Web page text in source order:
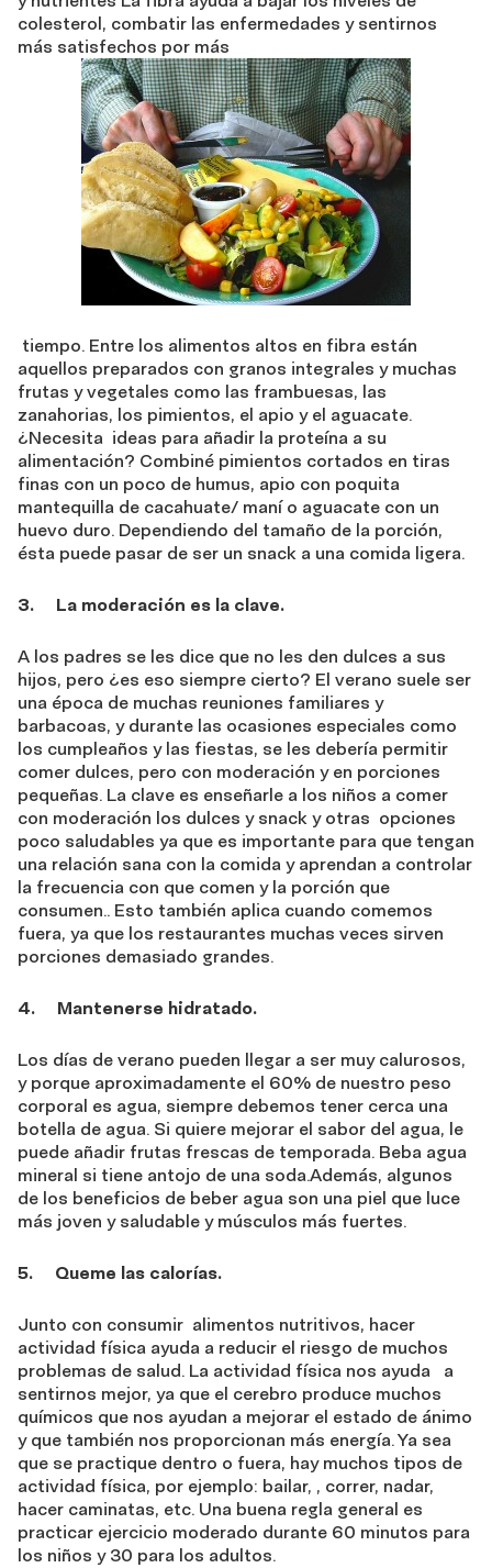
colesterol, combatir las enfermedades y sentirnos
más satisfechos por más
tiempo. Entre los alimentos altos en fibra están
aquellos preparados con granos integrales y muchas
frutas y vegetales como las frambuesas, las
zanahorias, los pimientos, el apio y el aguacate.
¿Necesita ideas para añadir la proteína a su
alimentación? Combiné pimientos cortados en tiras
finas con un poco de humus, apio con poquita
mantequilla de cacahuate/ maní o aguacate con un
huevo duro. Dependiendo del tamaño de la porción,
ésta puede pasar de ser un snack a una comida ligera.
3. La moderación es la clave.
A los padres se les dice que no les den dulces a sus
hijos, pero ¿es eso siempre cierto? El verano suele ser
una época de muchas reuniones familiares y
barbacoas, y durante las ocasiones especiales como
los cumpleaños y las fiestas, se les debería permitir
comer dulces, pero con moderación y en porciones
pequeñas. La clave es enseñarle a los niños a comer
con moderación los dulces y snack y otras opciones
poco saludables ya que es importante para que tengan
una relación sana con la comida y aprendan a controlar
la frecuencia con que comen y la porción que
consumen.. Esto también aplica cuando comemos
fuera, ya que los restaurantes muchas veces sirven
porciones demasiado grandes.
4. Mantenerse hidratado.
Los días de verano pueden llegar a ser muy calurosos,
y porque aproximadamente el 60% de nuestro peso
corporal es agua, siempre debemos tener cerca una
botella de agua. Si quiere mejorar el sabor del agua, le
puede añadir frutas frescas de temporada. Beba agua
mineral si tiene antojo de una soda.Además, algunos
de los beneficios de beber agua son una piel que luce
más joven y saludable y músculos más fuertes.
5. Queme las calorías.
Junto con consumir alimentos nutritivos, hacer
actividad física ayuda a reducir el riesgo de muchos
problemas de salud. La actividad física nos ayuda a
sentirnos mejor, ya que el cerebro produce muchos
químicos que nos ayudan a mejorar el estado de ánimo
y que también nos proporcionan más energía. Ya sea
que se practique dentro o fuera, hay muchos tipos de
actividad física, por ejemplo: bailar, , correr, nadar,
hacer caminatas, etc. Una buena regla general es
practicar ejercicio moderado durante 60 minutos para
los niños y 30 para los adultos.